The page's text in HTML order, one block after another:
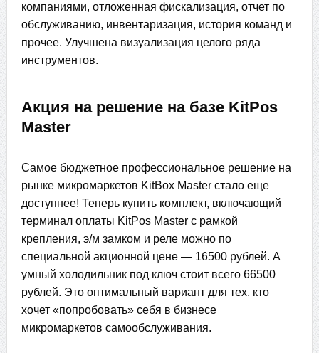
компаниями, отложенная фискализация, отчет по
обслуживанию, инвентаризация, история команд и
прочее. Улучшена визуализация целого ряда
инструментов.
Акция на решение на базе KitPos
Master
Самое бюджетное профессиональное решение на
рынке микромаркетов KitBox Master стало еще
доступнее! Теперь купить комплект, включающий
терминал оплаты KitPos Master с рамкой
крепления, э/м замком и реле можно по
специальной акционной цене — 16500 рублей. А
умный холодильник под ключ стоит всего 66500
рублей. Это оптимальный вариант для тех, кто
хочет «попробовать» себя в бизнесе
микромаркетов самообслуживания.